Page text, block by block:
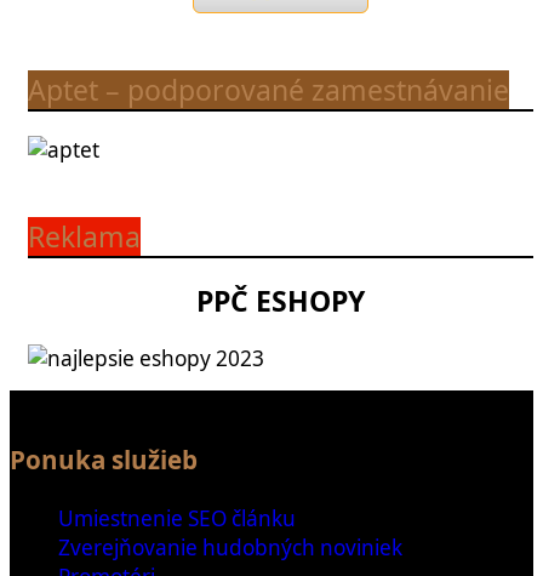
Aptet – podporované zamestnávanie
Reklama
PPČ ESHOPY
Ponuka služieb
Umiestnenie SEO článku
Zverejňovanie hudobných noviniek